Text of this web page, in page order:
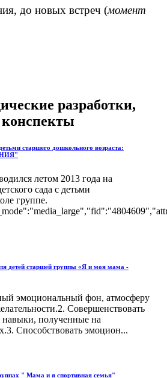
до новых встреч (момент
разработки,
старшего дошкольного возраста:
летом 2013 года на
сада с детьми
группе.
детей старшей группы «Я и моя мама -
эмоциональный фон, атмосферу
Совершенствовать
навыки, полученные на
Способствовать эмоцион...
" Мама и я спортивная семья"